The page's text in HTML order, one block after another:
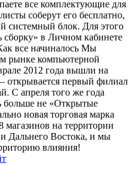
все комплектующие для
соберут его бесплатно,
системный блок. Для этого
сборку» в Личном кабинете
все начиналось Мы
рынке компьютерной
2012 года вышли на
первый филиал
C апреля того же года
больше не «Открытые
новая торговая марка
на территории
Дальнего Востока, и мы
влияния!